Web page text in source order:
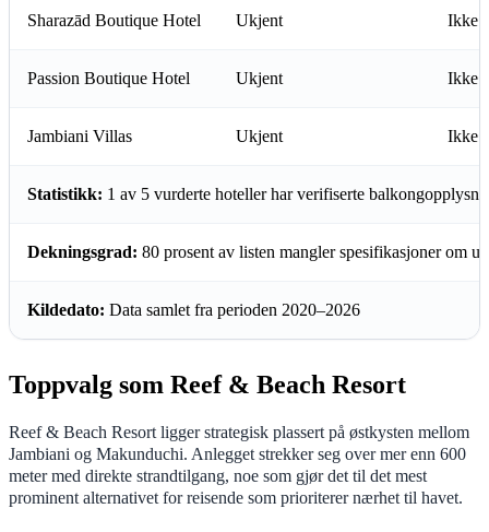
Sharazād Boutique Hotel Ukjent Ikke
Passion Boutique Hotel Ukjent Ikke
Jambiani Villas Ukjent Ikke
Statistikk: 1 av 5 vurderte hoteller har verifiserte
Dekningsgrad: 80 prosent av listen mangler spesifikasjoner om
Kildedato: Data samlet fra perioden 2020–2026
Toppvalg som Reef & Beach Resort
Reef & Beach Resort ligger strategisk plassert på østkysten mellom
Jambiani og Makunduchi. Anlegget strekker seg over mer enn 600
meter med direkte strandtilgang, noe som gjør det til det mest
prominent alternativet for reisende som prioriterer nærhet til havet.